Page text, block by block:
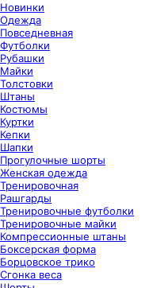
Новинки
Одежда
Повседневная
Футболки
Рубашки
Майки
Толстовки
Штаны
Костюмы
Куртки
Кепки
Шапки
Прогулочные шорты
Женская одежда
Тренировочная
Рашгарды
Тренировочные футболки
Тренировочные майки
Компрессионные штаны
Боксерская форма
Борцовское трико
Сгонка веса